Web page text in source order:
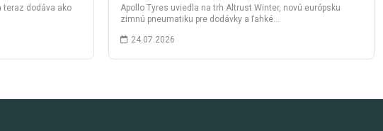
teraz dodáva ako
Apollo Tyres uviedla na trh Altrust Winter, novú európsku
zimnú pneumatiku pre dodávky a ľahké…
24.07.2026